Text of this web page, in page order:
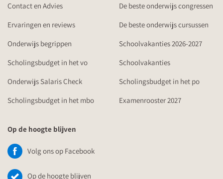
Contact en Advies
De beste onderwijs congressen
Ervaringen en reviews
De beste onderwijs cursussen
Onderwijs begrippen
Schoolvakanties 2026-2027
Scholingsbudget in het vo
Schoolvakanties
Onderwijs Salaris Check
Scholingsbudget in het po
Scholingsbudget in het mbo
Examenrooster 2027
Op de hoogte blijven
Volg ons op Facebook
Op de hoogte blijven